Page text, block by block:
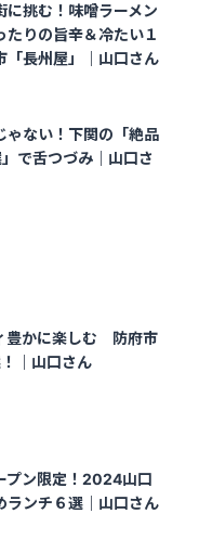
に挑む！味噌ラーメン
たりの旨辛＆冷たい１
長州屋」｜山口さん
ゃない！下関の「絶品
で舌つづみ｜山口さ
豊かに楽しむ 防府市
｜山口さん
プン限定！2024山口
ランチ６選｜山口さん